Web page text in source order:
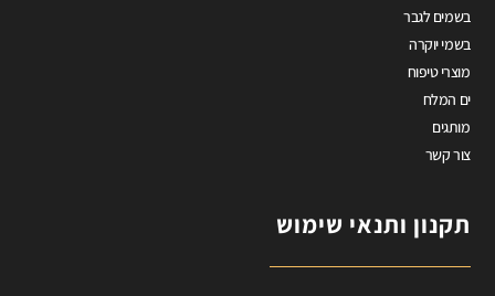
בשמים לגבר
בשמי יוקרה
מוצרי טיפוח
ים המלח
מותגים
צור קשר
תקנון ותנאי שימוש